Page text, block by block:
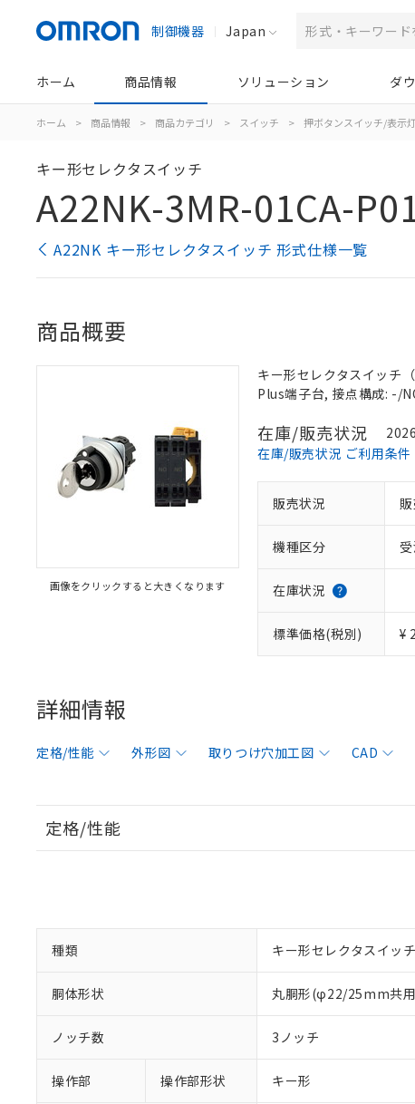
制御機器 Japan
ホーム 商品情報 ソリューション ダ
ホーム > 商品情報 > 商品カテゴリ > スイッチ > 押ボタンスイッチ/表示灯
キー形セレクタスイッチ
A22NK-3MR-01CA-
A22NK キー形セレクタスイッチ 形式仕様一覧
商品概要
画像をクリックすると大きくなります
キー形セレクタスイッチ
Plus端子台, 接点構成: -/
在庫/販売状況
在庫/販売状況 ご利用条件
販売状況
機種区分
在庫状況
標準価格(税別) ¥
詳細情報
定格/性能 外形図 取りつけ穴加工図 CAD
定格/性能
種類 キー形セレクタスイッチ
胴体形状 丸胴形(φ22/25mm共
ノッチ数 3ノッチ
操作部 操作部形状 キー形